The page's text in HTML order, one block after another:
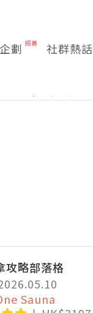
劃 社群熱話
攻略部落格
Sauna